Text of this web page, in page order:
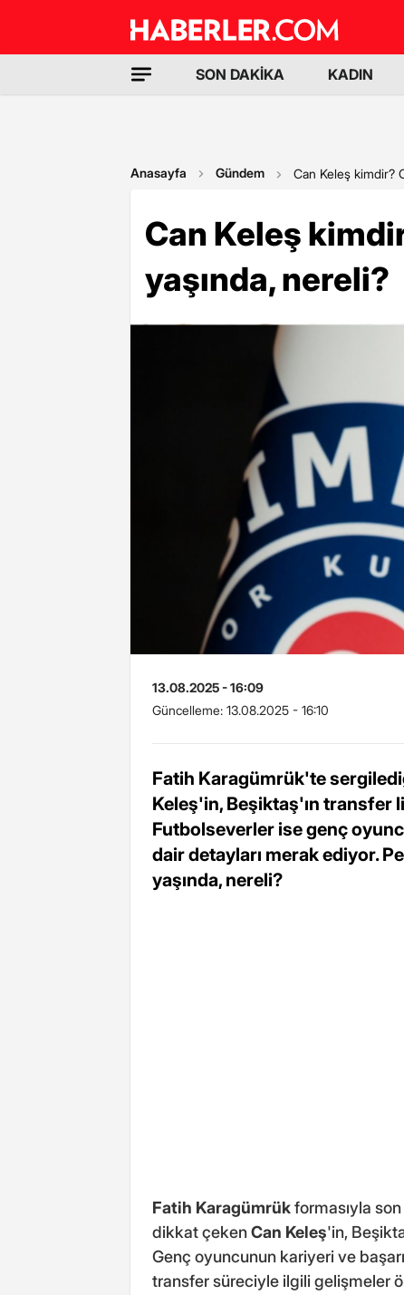
SON DAKİKA KADIN
Anasayfa Gündem Can Keleş kimdir?
Can Keleş
yaşında, nereli?
13.08.2025 - 16:09
Güncelleme: 13.08.2025 - 16:10
Fatih Karagümrük'te
Keleş'in, Beşiktaş'ın transfer
Futbolseverler ise genç
dair detayları merak ediyor.
yaşında, nereli?
Fatih Karagümrükformasıyla
dikkat çekenCan Keleş'in,
Genç oyuncunun kariyeri ve
transfer süreciyle ilgili gelişmeler